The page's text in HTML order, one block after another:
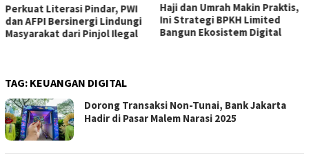
Perkuat Literasi Pindar, PWI
dan AFPI Bersinergi Lindungi
Masyarakat dari Pinjol Ilegal
Haji dan Umrah Makin Praktis,
Ini Strategi BPKH Limited
Bangun Ekosistem Digital
TAG: KEUANGAN DIGITAL
Dorong Transaksi Non-Tunai, Bank Jakarta
Hadir di Pasar Malem Narasi 2025